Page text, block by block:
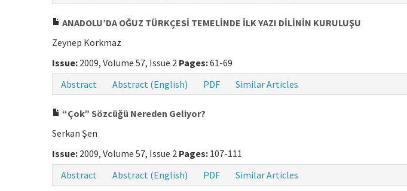
ANADOLU’DA OĞUZ TÜRKÇESİ TEMELİNDE İLK YAZI DİLİNİN KURULUŞU
Zeynep Korkmaz
Issue: 2009, Volume 57, Issue 2 Pages:61-69
Abstract
Abstract (English) PDF Similar Articles
“Çok” Sözcüğü Nereden Geliyor?
Serkan Şen
Issue: 2009, Volume 57, Issue 2 Pages: 107-111
Abstract
Abstract (English) PDF Similar Articles